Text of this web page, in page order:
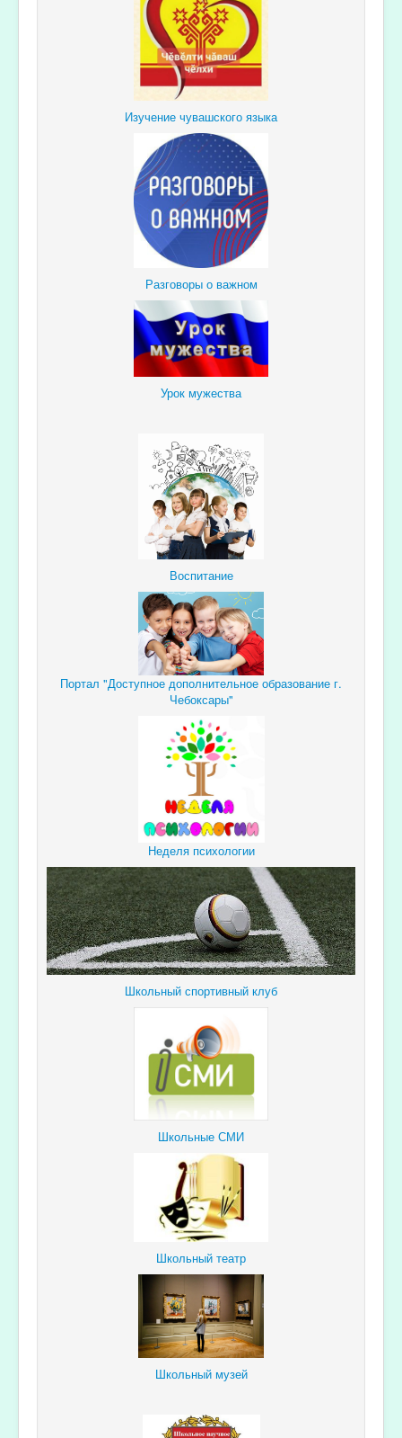
Изучение чувашского языка
Разговоры о важном
Урок мужества
Воспитание
Портал "Доступное дополнительное образование г.
Чебоксары"
Неделя психологии
Школьный спортивный клуб
Школьные СМИ
Школьный театр
Школьный музей